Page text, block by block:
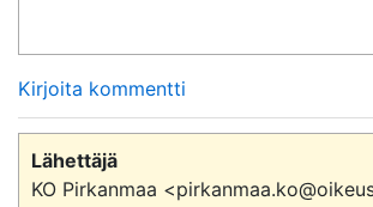
Kirjoita kommentti
Lähettäjä
KO Pirkanmaa